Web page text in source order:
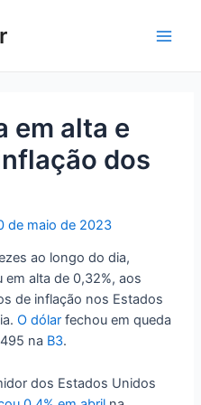
em alta e
dos
de maio de 2023
ao longo do dia,
em alta de 0,32%, aos
de inflação nos Estados
O dólar fechou em queda
na B3.
dos Estados Unidos